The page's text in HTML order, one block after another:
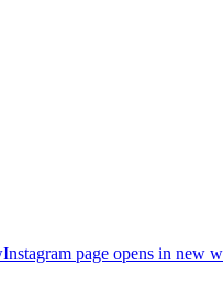
Instagram page opens in new